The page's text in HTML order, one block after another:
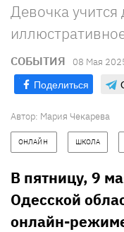
Девочка
СОБЫТИЯ 08 Мая
Поделиться
Автор: Мария Чекарева
ОНЛАЙН ШКОЛА
В пятницу, 9
Одесской
онлайн-